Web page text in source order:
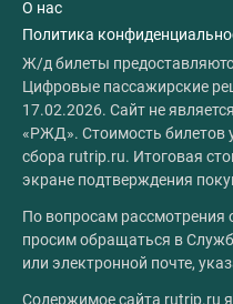
О нас
Политика
Ж/д билеты
Цифровые пассажирские
17.02.2026. Сайт не
«РЖД». Стоимость билетов
сбора rutrip.ru. Итоговая
экране подтверждения
По вопросам рассмотрения
просим обращаться в
или электронной почте,
Содержимое сайта rutrip.ru